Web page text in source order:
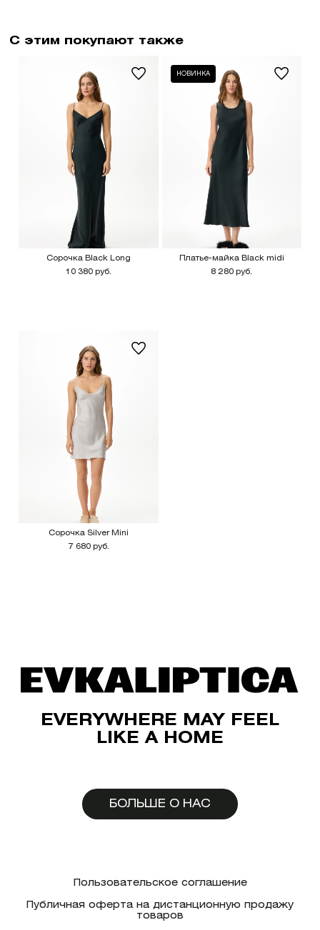
С этим покупают также
Сорочка Black Long
10 380 руб.
НОВИНКА
Платье-майка Black midi
8 280 руб.
Сорочка Silver Mini
7 680 руб.
EVERYWHERE MAY FEEL
LIKE A HOME
БОЛЬШЕ О НАС
Пользовательское соглашение
Публичная оферта на дистанционную продажу
товаров